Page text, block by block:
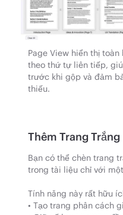
Page View hiển thị
theo thứ tự liên tiếp,
trước khi gộp và đảm
thiếu.
Thêm Trang Trắng
Bạn có thể chèn trang
trong tài liệu chỉ với
Tính năng này rất hữu
• Tạo trang phân cách